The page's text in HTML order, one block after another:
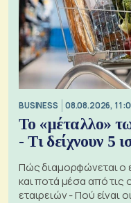
BUSINESS 08.08.2026,
Το «μέταλλο»
- Τι δείχνουν 5
Πώς διαμορφώνεται ο
και ποτά μέσα από τις
εταιρειών - Πού είναι